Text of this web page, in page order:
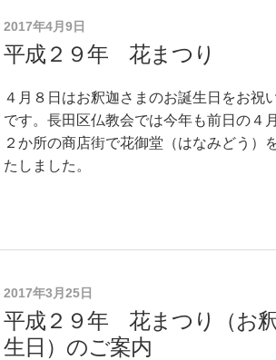
2017年4月9日
平成２９年 花まつり
４月８日はお釈迦さまのお誕生日をお祝
です。長田区仏教会では今年も前日の４
２か所の商店街で花御堂（はなみどう）
たしました。
2017年3月25日
平成２９年 花まつり（お
生日）のご案内